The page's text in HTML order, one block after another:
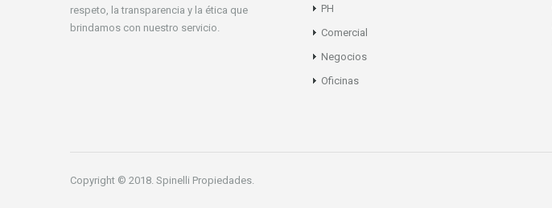
respeto, la transparencia y la ética que
brindamos con nuestro servicio.
PH
Comercial
Negocios
Oficinas
Copyright © 2018. Spinelli Propiedades.